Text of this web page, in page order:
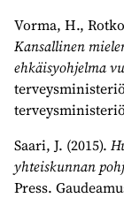
Vorma, H.,
Kansallinen
ehkäisyohjelma
Saari, J. (2015).
yhteiskunnan
Press.